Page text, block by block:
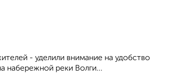
- уделили внимание на удобство
набережной реки Волги...